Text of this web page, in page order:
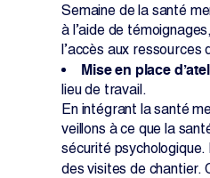
Semaine de la santé
à l’aide de
l’accès aux ressources
Mise en place
lieu de travail.
En intégrant la santé
veillons à ce que la
sécurité
des visites de